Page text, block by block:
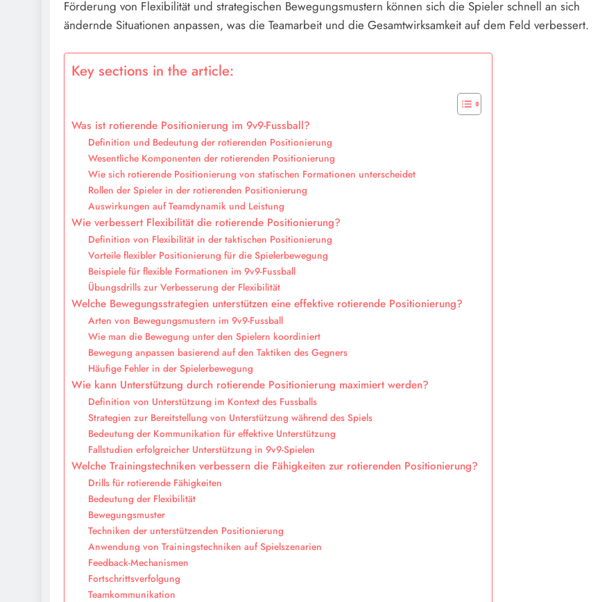
Förderung von Flexibilität und strategischen Bewegungsmustern können sich die Spieler schnell an sich
ändernde Situationen anpassen, was die Teamarbeit und die Gesamtwirksamkeit auf dem Feld verbessert.
Key sections in the article:
Was ist rotierende Positionierung im 9v9-Fussball?
Definition und Bedeutung der rotierenden Positionierung
Wesentliche Komponenten der rotierenden Positionierung
Wie sich rotierende Positionierung von statischen Formationen unterscheidet
Rollen der Spieler in der rotierenden Positionierung
Auswirkungen auf Teamdynamik und Leistung
Wie verbessert Flexibilität die rotierende Positionierung?
Definition von Flexibilität in der taktischen Positionierung
Vorteile flexibler Positionierung für die Spielerbewegung
Beispiele für flexible Formationen im 9v9-Fussball
Übungsdrills zur Verbesserung der Flexibilität
Welche Bewegungsstrategien unterstützen eine effektive rotierende Positionierung?
Arten von Bewegungsmustern im 9v9-Fussball
Wie man die Bewegung unter den Spielern koordiniert
Bewegung anpassen basierend auf den Taktiken des Gegners
Häufige Fehler in der Spielerbewegung
Wie kann Unterstützung durch rotierende Positionierung maximiert werden?
Definition von Unterstützung im Kontext des Fussballs
Strategien zur Bereitstellung von Unterstützung während des Spiels
Bedeutung der Kommunikation für effektive Unterstützung
Fallstudien erfolgreicher Unterstützung in 9v9-Spielen
Welche Trainingstechniken verbessern die Fähigkeiten zur rotierenden Positionierung?
Drills für rotierende Fähigkeiten
Bedeutung der Flexibilität
Bewegungsmuster
Techniken der unterstützenden Positionierung
Anwendung von Trainingstechniken auf Spielszenarien
Feedback-Mechanismen
Fortschrittsverfolgung
Teamkommunikation